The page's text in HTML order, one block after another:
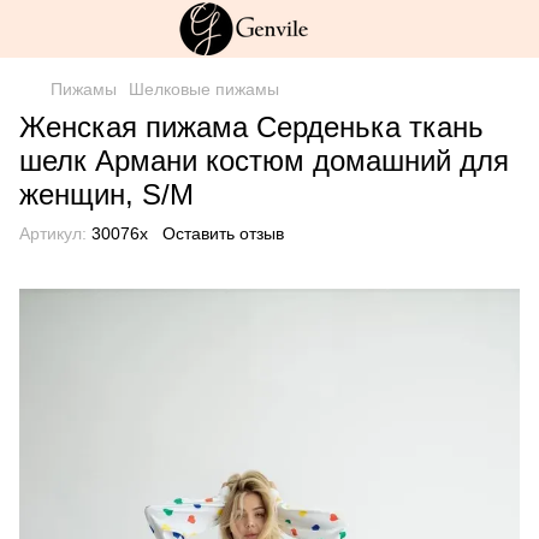
Пижамы Шелковые пижамы
Женская пижама Серденька ткань
шелк Армани костюм домашний для
женщин, S/M
Артикул: 30076х Оставить отзыв